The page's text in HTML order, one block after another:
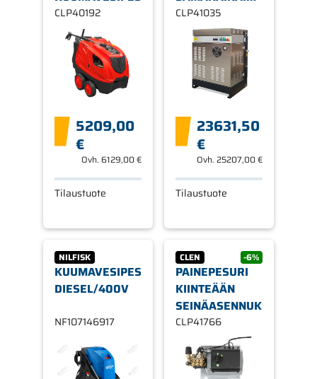
CLP40192
5209,00
€
Ovh. 6129,00 €
Tilaustuote
PESUPISTEESEEN
CLP41035
23631,50
€
Ovh.25207,00 €
Tilaustuote
NILFISK
KUUMAVESIPESURI
DIESEL/400V
NF107146917
CLEN -6%
PAINEPESURI
KIINTEÄÄN
SEINÄASENNUKSEEN
CLP41766